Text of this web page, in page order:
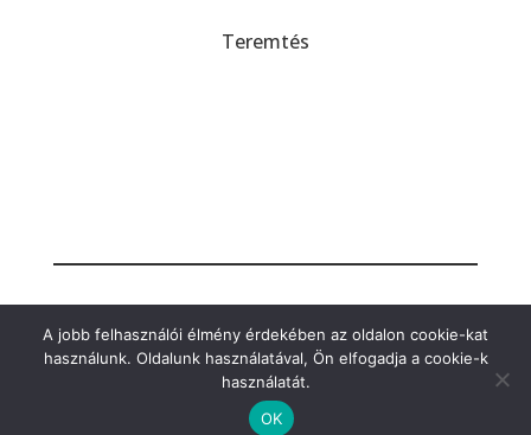
Teremtés
A jobb felhasználói élmény érdekében az oldalon cookie-kat
használunk. Oldalunk használatával, Ön elfogadja a cookie-k
használatát.
OK